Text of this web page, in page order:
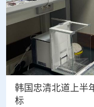
韩国忠清北道上半
标